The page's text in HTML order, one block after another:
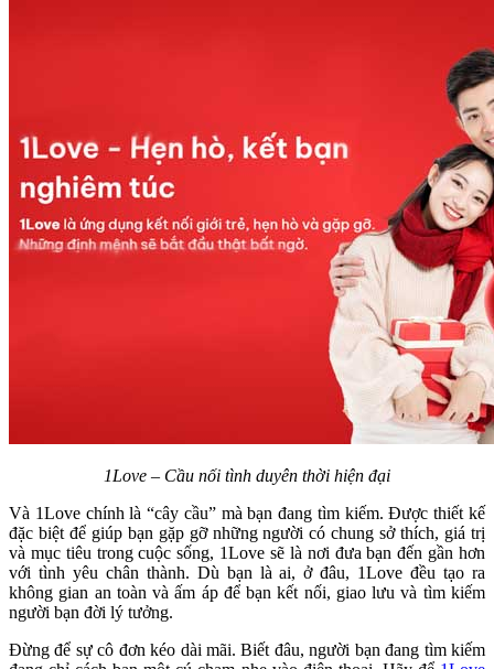
1Love – Cầu nối tình duyên thời hiện đại
Và 1Love chính là “cây cầu” mà bạn đang tìm kiếm. Được thiết kế
đặc biệt để giúp bạn gặp gỡ những người có chung sở thích, giá trị
và mục tiêu trong cuộc sống, 1Love sẽ là nơi đưa bạn đến gần hơn
với tình yêu chân thành. Dù bạn là ai, ở đâu, 1Love đều tạo ra
không gian an toàn và ấm áp để bạn kết nối, giao lưu và tìm kiếm
người bạn đời lý tưởng.
Đừng để sự cô đơn kéo dài mãi. Biết đâu, người bạn đang tìm kiếm